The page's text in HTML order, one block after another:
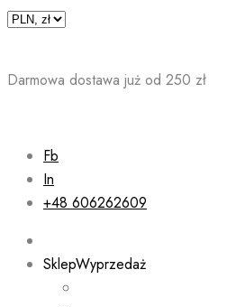
Skip
Darmowa dostawa już od 250 zł
Fb
In
+48 606262609
SklepWyprzedaż